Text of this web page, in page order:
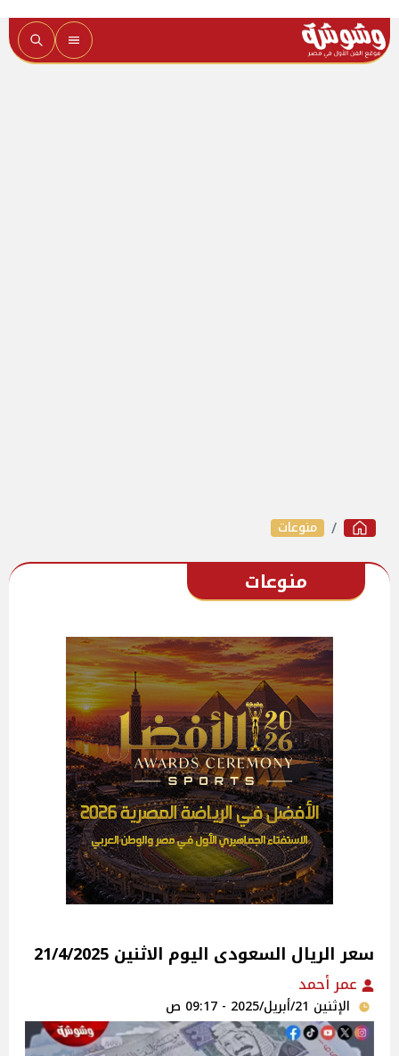
منوعات
منوعات
سعر الريال السعودى اليوم الاثنين 21/4/2025
عمر أحمد
الإثنين 21/أبريل/2025 - 09:17 ص